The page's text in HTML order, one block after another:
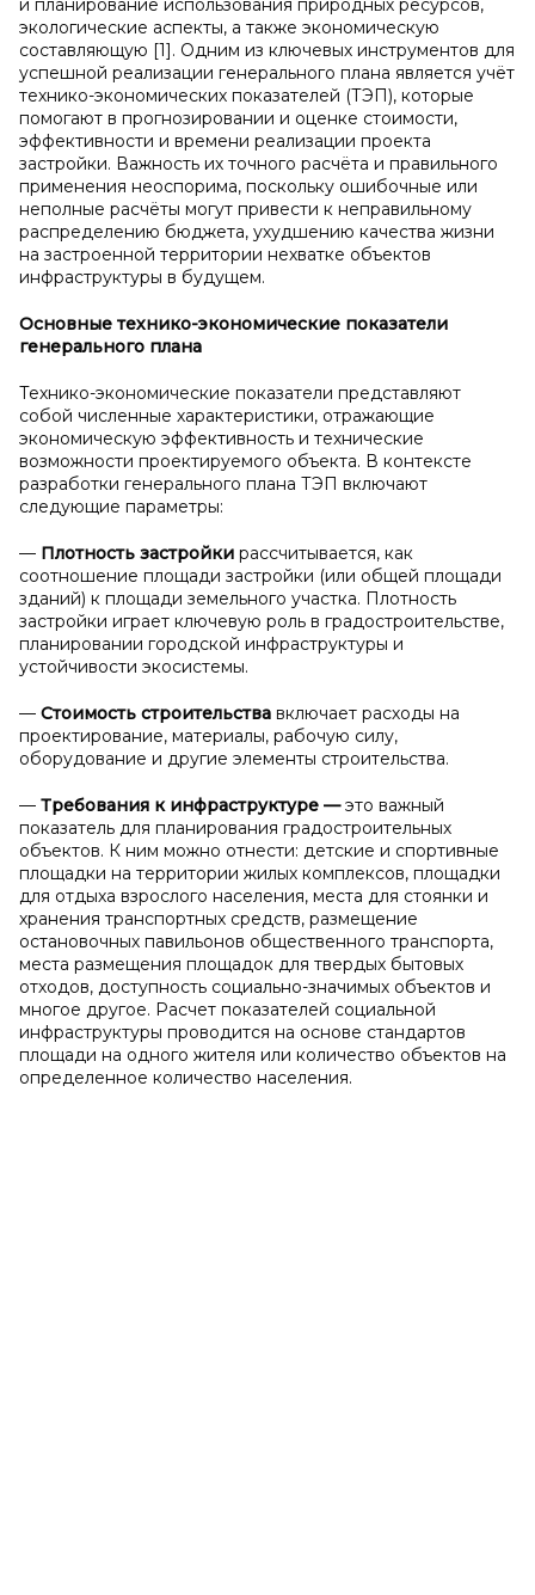
и планирование использования природных ресурсов,
экологические аспекты, а также экономическую
составляющую [1]. Одним из ключевых инструментов для
успешной реализации генерального плана является учёт
технико-экономических показателей (ТЭП), которые
помогают в прогнозировании и оценке стоимости,
эффективности и времени реализации проекта
застройки. Важность их точного расчёта и правильного
применения неоспорима, поскольку ошибочные или
неполные расчёты могут привести к неправильному
распределению бюджета, ухудшению качества жизни
на застроенной территории нехватке объектов
инфраструктуры в будущем.
Основные технико-экономические показатели
генерального плана
Технико-экономические показатели представляют
собой численные характеристики, отражающие
экономическую эффективность и технические
возможности проектируемого объекта. В контексте
разработки генерального плана ТЭП включают
следующие параметры:
— Плотность застройки рассчитывается, как
соотношение площади застройки (или общей площади
зданий) к площади земельного участка. Плотность
застройки играет ключевую роль в градостроительстве,
планировании городской инфраструктуры и
устойчивости экосистемы.
— Стоимость строительства включает расходы на
проектирование, материалы, рабочую силу,
оборудование и другие элементы строительства.
— Требования к инфраструктуре —это важный
показатель для планирования градостроительных
объектов. К ним можно отнести: детские и спортивные
площадки на территории жилых комплексов, площадки
для отдыха взрослого населения, места для стоянки и
хранения транспортных средств, размещение
остановочных павильонов общественного транспорта,
места размещения площадок для твердых бытовых
отходов, доступность социально-значимых объектов и
многое другое. Расчет показателей социальной
инфраструктуры проводится на основе стандартов
площади на одного жителя или количество объектов на
определенное количество населения.